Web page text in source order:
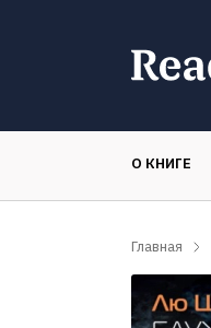
О КНИГЕ
Главная